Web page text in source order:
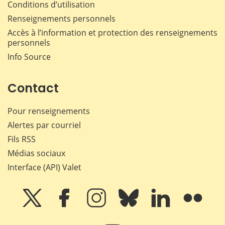
Conditions d’utilisation
Renseignements personnels
Accès à l’information et protection des renseignements
personnels
Info Source
Contact
Pour renseignements
Alertes par courriel
Fils RSS
Médias sociaux
Interface (API) Valet